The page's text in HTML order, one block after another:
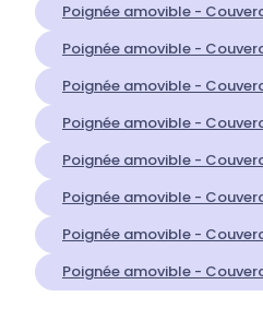
Poignée amovible -
Poignée amovible -
Poignée amovible -
Poignée amovible -
Poignée amovible -
Poignée amovible -
Poignée amovible -
Poignée amovible -